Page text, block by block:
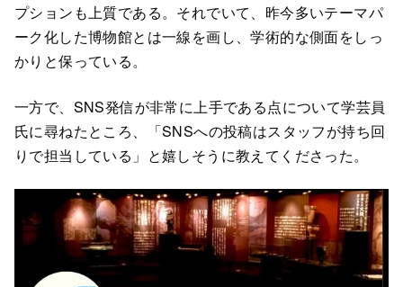
プションも上質である。それでいて、昨今多いテーマパ
ーク化した博物館とは一線を画し、学術的な側面をしっ
かりと保っている。
一方で、SNS発信が非常に上手である点について学芸員
氏に尋ねたところ、「SNSへの投稿はスタッフが持ち回
りで担当している」と嬉しそうに教えてくださった。